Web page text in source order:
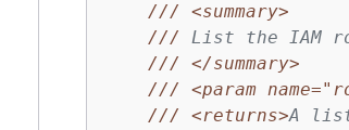
///
<summary>
/// List the IAM
///
</summary>
///
<param
///
<returns>A list